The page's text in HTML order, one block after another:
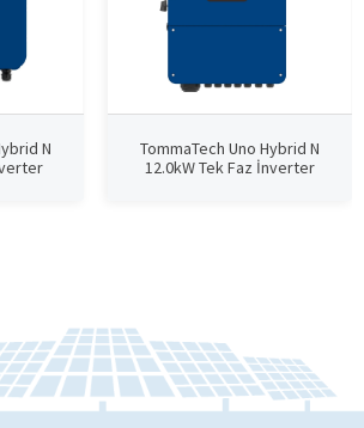
N
TommaTech Uno Hybrid N
12.0kW Tek Faz İnverter